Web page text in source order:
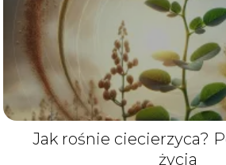
Jak rośnie ciecierzyca?
życia